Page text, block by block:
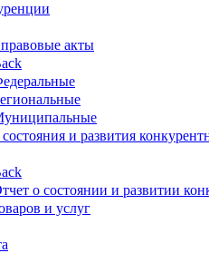
акты
и развития
о состоянии и развитии
и услуг